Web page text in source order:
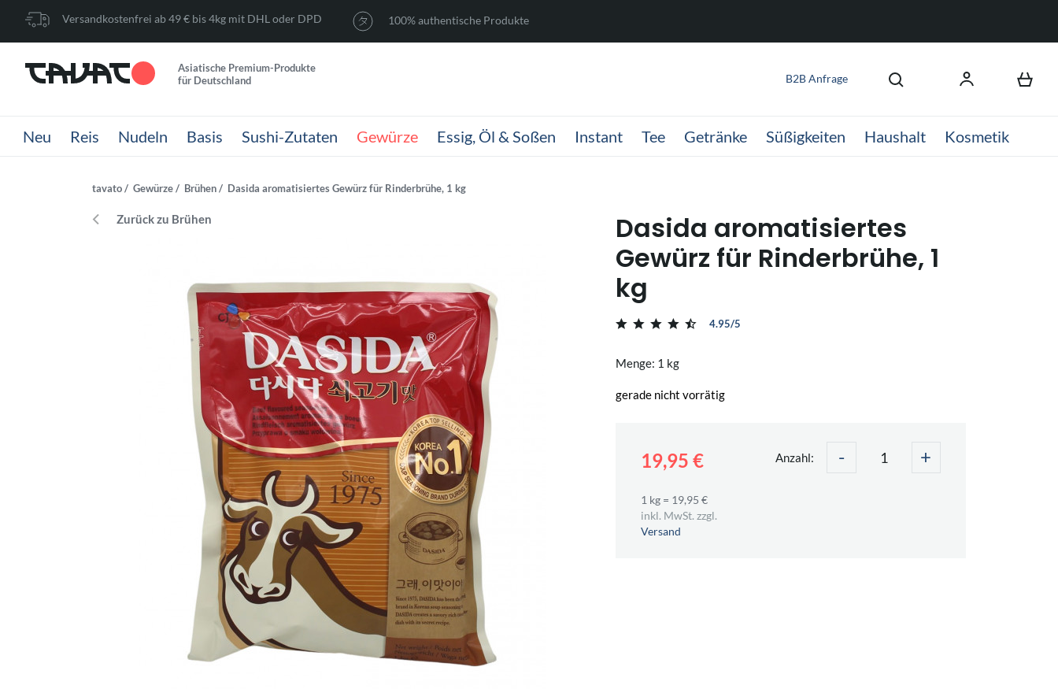
Versandkostenfrei ab 49 € bis 4kg mit DHL oder DPD 100% authentische Produkte
Asiatische Premium-Produkte
für Deutschland
B2B Anfrage
Neu Reis Nudeln Basis Sushi-Zutaten Gewürze Essig, Öl & Soßen Instant Tee Getränke Süßigkeiten Haushalt Kosmetik
tavato Gewürze Brühen Dasida aromatisiertes Gewürz für Rinderbrühe, 1 kg
Zurück zu Brühen
Dasida aromatisiertes
Gewürz für Rinderbrühe, 1
kg
4.95/5
Menge: 1 kg
gerade nicht vorrätig
19,95 € Anzahl: - +
1 kg = 19,95 €
inkl. MwSt. zzgl.
Versand